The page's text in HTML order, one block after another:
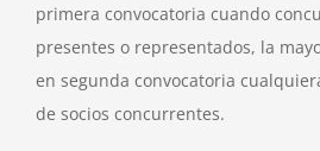
primera convocatoria cuando
presentes o representados, la
en segunda convocatoria
de socios concurrentes.